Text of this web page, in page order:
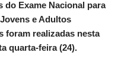
do Exame Nacional para
e Adultos
foram realizadas nesta
quarta-feira (24).